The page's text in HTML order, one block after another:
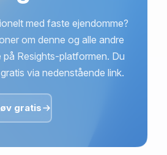
med faste ejendomme?
om denne og alle andre
på Resights-platformen. Du
via nedenstående link.
gratis